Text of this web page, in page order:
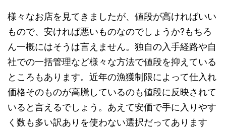
様々なお店を見てきましたが、値段が高ければいい
もので、安ければ悪いものなのでしょうか?もちろ
ん一概にはそうは言えません。独自の入手経路や自
社での一括管理など様々な方法で値段を抑えている
ところもあります。近年の漁獲制限によって仕入れ
価格そのものが高騰しているのも値段に反映されて
いると言えるでしょう。あえて安価で手に入りやす
く数も多い訳ありを使わない選択だってあります